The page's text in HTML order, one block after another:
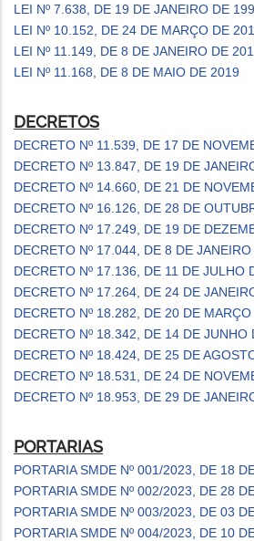
LEI Nº 7.638, DE 19 DE JANEIRO DE
LEI Nº 10.152, DE 24 DE MARÇO DE
LEI Nº 11.149, DE 8 DE JANEIRO DE
LEI Nº 11.168, DE 8 DE MAIO DE 2019
DECRETOS
DECRETO Nº 11.539, DE 17 DE
DECRETO Nº 13.847, DE 19 DE
DECRETO Nº 14.660, DE 21 DE
DECRETO Nº 16.126, DE 28 DE
DECRETO Nº 17.249, DE 19 DE
DECRETO Nº 17.044, DE 8 DE
DECRETO Nº 17.136, DE 11 DE JULHO
DECRETO Nº 17.264, DE 24 DE
DECRETO Nº 18.282, DE 20 DE
DECRETO Nº 18.342, DE 14 DE JUNHO
DECRETO Nº 18.424, DE 25 DE
DECRETO Nº 18.531, DE 24 DE
DECRETO Nº 18.953, DE 29 DE
PORTARIAS
PORTARIA SMDE Nº 001/2023, DE 18
PORTARIA SMDE Nº 002/2023, DE 28
PORTARIA SMDE Nº 003/2023, DE 03
PORTARIA SMDE Nº 004/2023, DE 10